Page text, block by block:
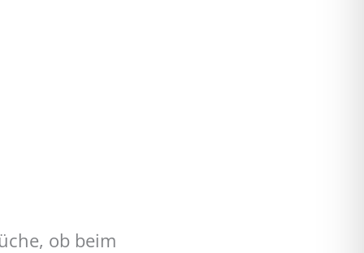
ob beim